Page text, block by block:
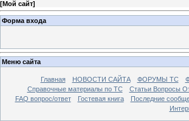
[Мой сайт]
Форма входа
Меню сайта
Главная НОВОСТИ САЙТА ФОРУМЫ TC
Справочные материалы по TС
Статьи Вопросы
FAQ вопрос/ответ
Гостевая книга Последние